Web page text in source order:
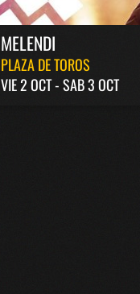
MELENDI
PLAZA DE TOROS
VIE 2 OCT - SAB 3 OCT